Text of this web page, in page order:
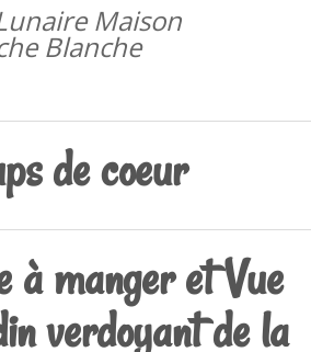
Maison
Blanche
de coeur
à manger et Vue
verdoyant de la